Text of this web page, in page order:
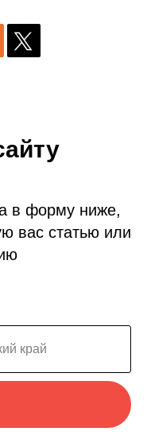
в форму ниже,
вас статью или